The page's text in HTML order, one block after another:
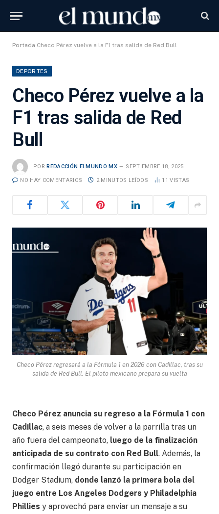
Portada Checo Pérez vuelve a la F1 tras salida de Red Bull
DEPORTES
Checo Pérez vuelve a la
F1 tras salida de Red
Bull
POR REDACCIÓN ELMUNDO MX SEPTIEMBRE 18, 2025
NO HAY COMENTARIOS 2 MINUTOS LEÍDOS 11VISTAS
Checo Pérez regresará a la Fórmula 1 en 2026 con Cadillac, tras su
salida de Red Bull. El piloto mexicano prepara su vuelta
Checo Pérez anuncia su regreso a la Fórmula 1 con
Cadillac, a seis meses de volver a la parrilla tras un
año fuera del campeonato, luego de la finalización
anticipada de su contrato con Red Bull. Además, la
confirmación llegó durante su participación en
Dodger Stadium, donde lanzó la primera bola del
juego entre Los Angeles Dodgers y Philadelphia
Phillies y aprovechó para enviar un mensaje a su